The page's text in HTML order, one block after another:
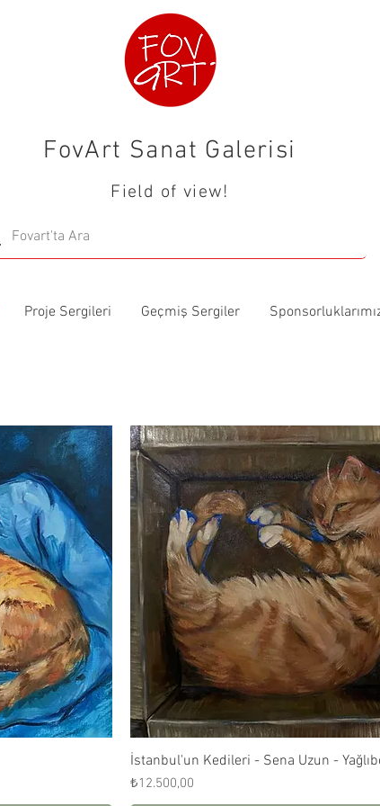
FovArt Sanat Galerisi
Field of view!
Proje Sergileri Geçmiş Sergiler
Hızlı Bakış
İstanbul'un Kedileri - Sena Uzun -
Fiyat
₺12.500,00